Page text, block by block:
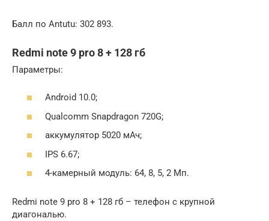
Балл по Antutu: 302 893.
Redmi note 9 pro 8 + 128 гб
Параметры:
Android 10.0;
Qualcomm Snapdragon 720G;
аккумулятор 5020 мАч;
IPS 6.67;
4-камерный модуль: 64, 8, 5, 2 Мп.
Redmi note 9 pro 8 + 128 гб – телефон с крупной
диагональю.